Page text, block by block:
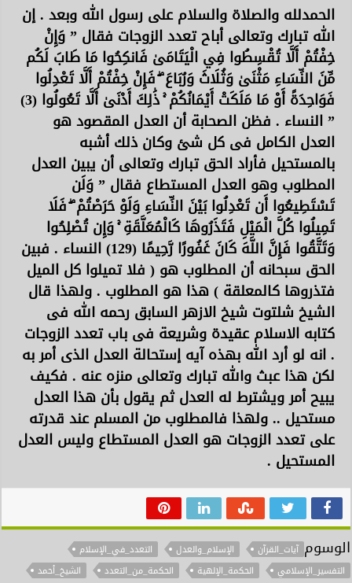
الحمدلله والصلاة والسلام على رسول الله وبعد . إن
الله تبارك وتعالى أباح تعدد الزوجات فقال ” وَإِنْ
خِفْتُمْ أَلَّا تُقْسِطُوا فِي الْيَتَامَىٰ فَانكِحُوا مَا طَابَ لَكُم
مِّنَ النِّسَاءِ مَثْنَىٰ وَثُلَاثَ وَرُبَاعَ ۖ فَإِنْ خِفْتُمْ أَلَّا تَعْدِلُوا
فَوَاحِدَةً أَوْ مَا مَلَكَتْ أَيْمَانُكُمْ ۚ ذَٰلِكَ أَدْنَىٰ أَلَّا تَعُولُوا (3)
” النساء . فظن الصحابة أن العدل المقصود هو
العدل الكامل فى كل شئ وكان ذلك أشبه
بالمستحيل فأراد الحق تبارك وتعالى أن يبين العدل
المطلوب وهو العدل المستطاع فقال ” وَلَن
تَسْتَطِيعُوا أَن تَعْدِلُوا بَيْنَ النِّسَاءِ وَلَوْ حَرَصْتُمْ ۖ فَلَا
تَمِيلُوا كُلَّ الْمَيْلِ فَتَذَرُوهَا كَالْمُعَلَّقَةِ ۚ وَإِن تُصْلِحُوا
وَتَتَّقُوا فَإِنَّ اللَّهَ كَانَ غَفُورًا رَّحِيمًا (129) النساء . فبين
الحق سبحانه أن المطلوب هو ( فلا تميلوا كل الميل
فتذروها كالمعلقة ) هذا هو المطلوب . ولهذا قال
الشيخ شلتوت شيخ الازهر السابق رحمه الله فى
كتابه الاسلام عقيدة وشريعة فى باب تعدد الزوجات
. انه لو أرد الله بهذه آيه إستحالة العدل الذى أمر به
لكن هذا عبث والله تبارك وتعالى منزه عنه . فكيف
يبيح أمر ويشترط له العدل ثم يقول بأن هذا العدل
مستحيل .. ولهذا فالمطلوب من المسلم عند قدرته
على تعدد الزوجات هو العدل المستطاع وليس العدل
المستحيل .
الوسوم آيات_القرآن الإسلام_والعدل
التعدد_في_الإسلام
التفسير_الإسلامي
الحكمة_الإلهية الحكمة_من_التعدد الشيخ_أحمد